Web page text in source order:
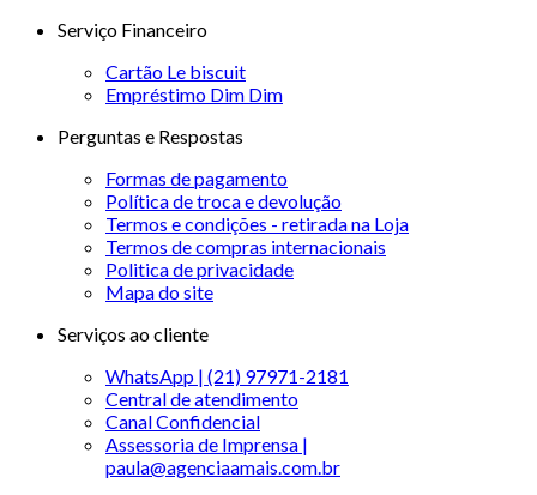
Serviço Financeiro
Cartão Le biscuit
Empréstimo Dim Dim
Perguntas e Respostas
Formas de pagamento
Política de troca e devolução
Termos e condições - retirada na Loja
Termos de compras internacionais
Politica de privacidade
Mapa do site
Serviços ao cliente
WhatsApp | (21) 97971-2181
Central de atendimento
Canal Confidencial
Assessoria de Imprensa |
paula@agenciaamais.com.br